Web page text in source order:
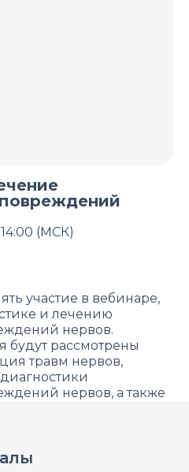
14:00 (МСК)
участие в вебинаре,
и лечению
нервов.
будут рассмотрены
травм нервов,
нервов, а также
о травме